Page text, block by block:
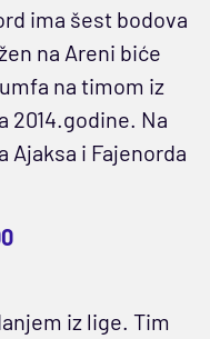
ima šest bodova
na Areni biće
na timom iz
2014.godine. Na
i Fajenorda
iz lige. Tim